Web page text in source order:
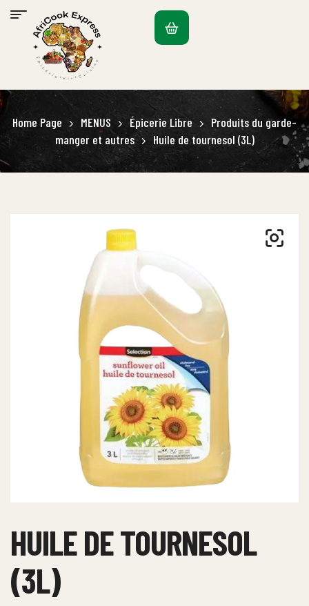
Home Page MENUS Épicerie Libre
Produits du garde-
manger et autres
Huile de tournesol (3L)
HUILE DE TOURNESOL
(3L)